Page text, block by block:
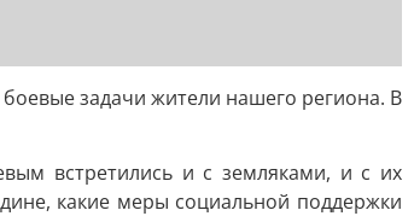
задачи жители нашего региона. В
встретились и с земляками, и с их
какие меры социальной поддержки